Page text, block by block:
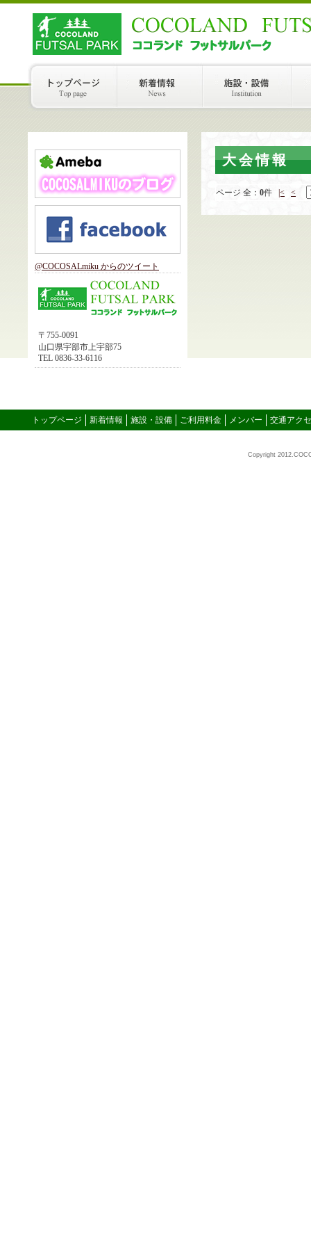
@COCOSALmiku からのツイート
〒755-0091
山口県宇部市上宇部75
TEL 0836-33-6116
大会情報
ページ 全： 0件 |< <
トップページ 新着情報 施設・設備 ご利用料金 メンバー 交通アク
Copyright